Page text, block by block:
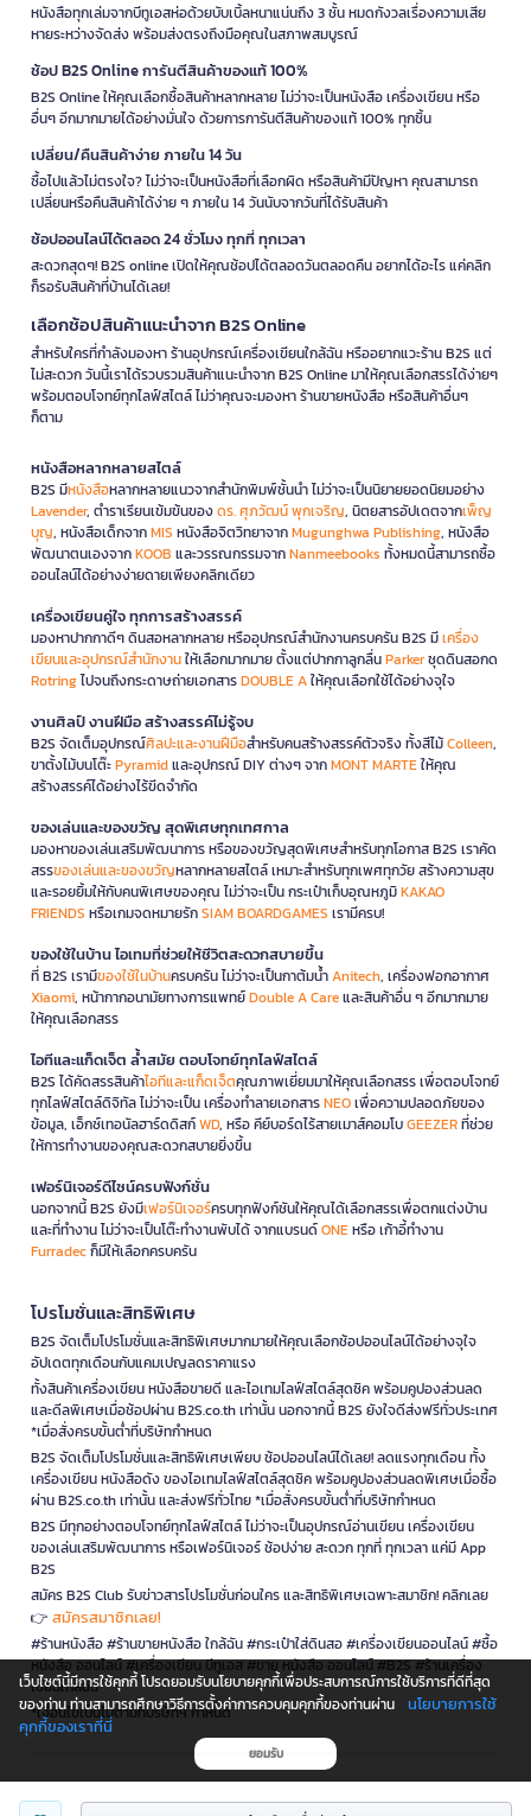
หนังสือทุกเล่มจากบีทูเอสห่อด้วยบับเบิ้ลหนาแน่นถึง 3 ชั้น หมดกังวลเรื่องความเสีย
หายระหว่างจัดส่ง พร้อมส่งตรงถึงมือคุณในสภาพสมบูรณ์
ช้อป B2S Online การันตีสินค้าของแท้ 100%
B2S Online ให้คุณเลือกซื้อสินค้าหลากหลาย ไม่ว่าจะเป็นหนังสือ เครื่องเขียน หรือ
อื่นๆ อีกมากมายได้อย่างมั่นใจ ด้วยการการันตีสินค้าของแท้ 100% ทุกชิ้น
เปลี่ยน/คืนสินค้าง่าย ภายใน 14 วัน
ซื้อไปแล้วไม่ตรงใจ? ไม่ว่าจะเป็นหนังสือที่เลือกผิด หรือสินค้ามีปัญหา คุณสามารถ
เปลี่ยนหรือคืนสินค้าได้ง่าย ๆ ภายใน 14 วันนับจากวันที่ได้รับสินค้า
ช้อปออนไลน์ได้ตลอด 24 ชั่วโมง ทุกที่ ทุกเวลา
สะดวกสุดๆ! B2S online เปิดให้คุณช้อปได้ตลอดวันตลอดคืน อยากได้อะไร แค่คลิก
ก็รอรับสินค้าที่บ้านได้เลย!
เลือกช้อปสินค้าแนะนำจาก B2S Online
สำหรับใครที่กำลังมองหา ร้านอุปกรณ์เครื่องเขียนใกล้ฉัน หรืออยากแวะร้าน B2S แต่
ไม่สะดวก วันนี้เราได้รวบรวมสินค้าแนะนำจาก B2S Online มาให้คุณเลือกสรรได้ง่ายๆ
พร้อมตอบโจทย์ทุกไลฟ์สไตล์ ไม่ว่าคุณจะมองหา ร้านขายหนังสือ หรือสินค้าอื่นๆ
ก็ตาม
หนังสือหลากหลายสไตล์
B2S มีหนังสือหลากหลายแนวจากสำนักพิมพ์ชั้นนำ ไม่ว่าจะเป็นนิยายยอดนิยมอย่าง
Lavender, ตำราเรียนเข้มข้นของดร. ศุภวัฒน์ พุกเจริญ, นิตยสารอัปเดตจากเพ็ญ
บุญ, หนังสือเด็กจากMIS หนังสือจิตวิทยาจากMugunghwa Publishing, หนังสือ
พัฒนาตนเองจากKOOB และวรรณกรรมจากNanmeebooks ทั้งหมดนี้สามารถซื้อ
ออนไลน์ได้อย่างง่ายดายเพียงคลิกเดียว
เครื่องเขียนคู่ใจ ทุกการสร้างสรรค์
มองหาปากกาดีๆ ดินสอหลากหลาย หรืออุปกรณ์สำนักงานครบครัน B2S มีเครื่อง
เขียนและอุปกรณ์สำนักงานให้เลือกมากมาย ตั้งแต่ปากกาลูกลื่นParkerชุดดินสอกด
Rotringไปจนถึงกระดาษถ่ายเอกสารDOUBLE Aให้คุณเลือกใช้ได้อย่างจุใจ
งานศิลป์ งานฝีมือ สร้างสรรค์ไม่รู้จบ
B2S จัดเต็มอุปกรณ์ศิลปะและงานฝีมือสำหรับคนสร้างสรรค์ตัวจริง ทั้งสีไม้Colleen,
ขาตั้งไม้บนโต๊ะPyramidและอุปกรณ์ DIY ต่างๆ จากMONT MARTEให้คุณ
สร้างสรรค์ได้อย่างไร้ขีดจำกัด
ของเล่นและของขวัญ สุดพิเศษทุกเทศกาล
มองหาของเล่นเสริมพัฒนาการ หรือของขวัญสุดพิเศษสำหรับทุกโอกาส B2S เราคัด
สรรของเล่นและของขวัญหลากหลายสไตล์ เหมาะสำหรับทุกเพศทุกวัย สร้างความสุข
และรอยยิ้มให้กับคนพิเศษของคุณ ไม่ว่าจะเป็น กระเป๋าเก็บอุณหภูมิKAKAO
FRIENDS หรือเกมจดหมายรักSIAM BOARDGAMES เรามีครบ!
ของใช้ในบ้าน ไอเทมที่ช่วยให้ชีวิตสะดวกสบายขึ้น
ที่ B2S เรามีของใช้ในบ้านครบครัน ไม่ว่าจะเป็นกาต้มน้ำAnitech, เครื่องฟอกอากาศ
Xiaomi, หน้ากากอนามัยทางการแพทย์Double A Careและสินค้าอื่น ๆ อีกมากมาย
ให้คุณเลือกสรร
ไอทีและแก็ดเจ็ต ล้ำสมัย ตอบโจทย์ทุกไลฟ์สไตล์
B2S ได้คัดสรรสินค้าไอทีและแก็ดเจ็ตคุณภาพเยี่ยมมาให้คุณเลือกสรร เพื่อตอบโจทย์
ทุกไลฟ์สไตล์ดิจิทัล ไม่ว่าจะเป็น เครื่องทำลายเอกสารNEOเพื่อความปลอดภัยของ
ข้อมูล, เอ็กซ์เทอนัลฮาร์ดดิสก์WD, หรือ คีย์บอร์ดไร้สายเมาส์คอมโบGEEZERที่ช่วย
ให้การทำงานของคุณสะดวกสบายยิ่งขึ้น
เฟอร์นิเจอร์ดีไซน์ครบฟังก์ชั่น
นอกจากนี้ B2S ยังมีเฟอร์นิเจอร์ครบทุกฟังก์ชันให้คุณได้เลือกสรรเพื่อตกแต่งบ้าน
และที่ทำงาน ไม่ว่าจะเป็นโต๊ะทำงานพับได้ จากแบรนด์ONEหรือ เก้าอี้ทำงาน
Furradecก็มีให้เลือกครบครัน
โปรโมชั่นและสิทธิพิเศษ
B2S จัดเต็มโปรโมชั่นและสิทธิพิเศษมากมายให้คุณเลือกช้อปออนไลน์ได้อย่างจุใจ
อัปเดตทุกเดือนกับแคมเปญลดราคาแรง
ทั้งสินค้าเครื่องเขียน หนังสือขายดี และไอเทมไลฟ์สไตล์สุดชิค พร้อมคูปองส่วนลด
และดีลพิเศษเมื่อช้อปผ่าน B2S.co.th เท่านั้น นอกจากนี้ B2S ยังใจดีส่งฟรีทั่วประเทศ
*เมื่อสั่งครบขั้นต่ำที่บริษัทกำหนด
B2S จัดเต็มโปรโมชั่นและสิทธิพิเศษเพียบ ช้อปออนไลน์ได้เลย! ลดแรงทุกเดือน ทั้ง
เครื่องเขียน หนังสือดัง ของไอเทมไลฟ์สไตล์สุดชิค พร้อมคูปองส่วนลดพิเศษเมื่อซื้อ
ผ่าน B2S.co.th เท่านั้น และส่งฟรีทั่วไทย *เมื่อสั่งครบขั้นต่ำที่บริษัทกำหนด
B2S มีทุกอย่างตอบโจทย์ทุกไลฟ์สไตล์ ไม่ว่าจะเป็นอุปกรณ์อ่านเขียน เครื่องเขียน
ของเล่นเสริมพัฒนาการ หรือเฟอร์นิเจอร์ ช้อปง่าย สะดวก ทุกที่ ทุกเวลา แค่มี App
B2S
สมัคร B2S Club รับข่าวสารโปรโมชั่นก่อนใคร และสิทธิพิเศษเฉพาะสมาชิก! คลิกเลย
👉 สมัครสมาชิกเลย!
#ร้านหนังสือ #ร้านขายหนังสือ ใกล้ฉัน #กระเป๋าใส่ดินสอ #เครื่องเขียนออนไลน์ #ซื้อ
หนังสือ ออนไลน์ #เครื่องเขียน บีทูเอส #ขาย หนังสือ ออนไลน์ #B2S #ร้านเครื่อง
เขียนใกล้ฉัน
*เงื่อนไขเป็นไปตามที่บริษัทฯ กำหนด
is a company operating under
เว็บไซต์นี้มีการใช้คุกกี้ โปรดยอมรับนโยบายคุกกี้เพื่อประสบการณ์การใช้บริการที่ดีที่สุด
ของท่าน ท่านสามารถศึกษาวิธีการตั้งค่าการควบคุมคุกกี้ของท่านผ่าน
นโยบายการใช้
คุกกี้ของเราที่นี่
ยอมรับ